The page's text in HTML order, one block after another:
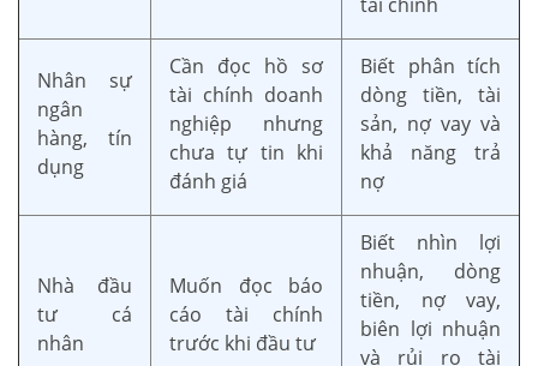
Nhân sự
ngân
hàng, tín
dụng
Cần đọc hồ sơ
tài chính doanh
nghiệp nhưng
chưa tự tin khi
đánh giá
Biết phân tích
dòng tiền, tài
sản, nợ vay và
khả năng trả
nợ
Nhà đầu
tư cá
nhân
Muốn đọc báo
cáo tài chính
trước khi đầu tư
Biết nhìn lợi
nhuận, dòng
tiền, nợ vay,
biên lợi nhuận
và rủi ro tài